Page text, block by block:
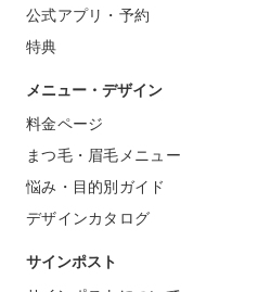
公式アプリ・予約
特典
メニュー・デザイン
料金ページ
まつ毛・眉毛メニュー
悩み・目的別ガイド
デザインカタログ
サインポスト